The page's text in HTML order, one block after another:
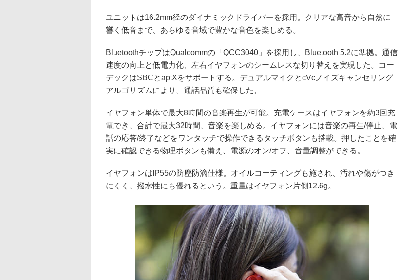
ユニットは16.2mm径のダイナミックドライバーを採用。クリアな高音から自然に
響く低音まで、あらゆる音域で豊かな音色を楽しめる。
BluetoothチップはQualcommの「QCC3040」を採用し、Bluetooth 5.2に準拠。通信
速度の向上と低電力化、左右イヤフォンのシームレスな切り替えを実現した。コー
デックはSBCとaptXをサポートする。デュアルマイクとcVcノイズキャンセリング
アルゴリズムにより、通話品質も確保した。
イヤフォン単体で最大8時間の音楽再生が可能。充電ケースはイヤフォンを約3回充
電でき、合計で最大32時間、音楽を楽しめる。イヤフォンには音楽の再生/停止、電
話の応答/終了などをワンタッチで操作できるタッチボタンも搭載。押したことを確
実に確認できる物理ボタンも備え、電源のオン/オフ、音量調整ができる。
イヤフォンはIP55の防塵防滴仕様。オイルコーティングも施され、汚れや傷がつき
にくく、撥水性にも優れるという。重量はイヤフォン片側12.6g。